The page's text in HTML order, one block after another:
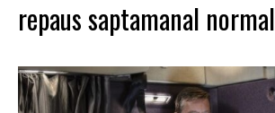
repaus saptamanal normal